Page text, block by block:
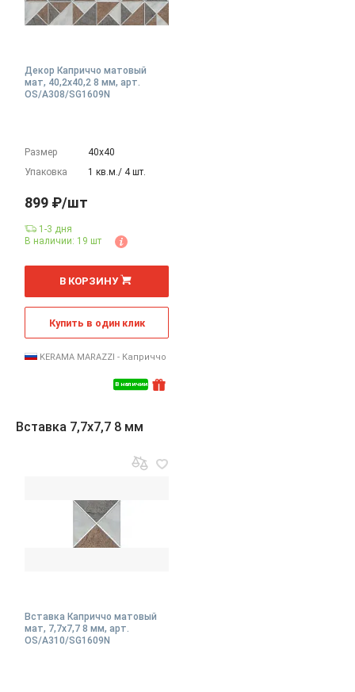
Декор Каприччо матовый
мат, 40,2x40,2 8 мм, арт.
OS/A308/SG1609N
Размер
40х40
Упаковка
1 кв.м./ 4 шт.
В наличии
899 ₽/шт
1-3 дня
В наличии: 19 шт
шт
В КОРЗИНУ
Купить в один клик
KERAMA MARAZZI - Каприччо
Вставка 7,7x7,7 8 мм
Вставка Каприччо матовый
мат, 7,7x7,7 8 мм, арт.
OS/A310/SG1609N